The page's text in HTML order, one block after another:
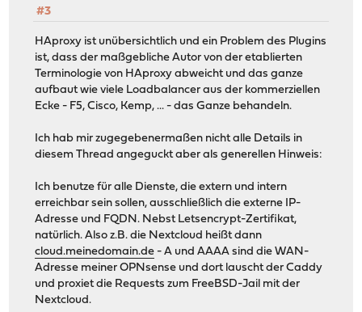
#3
HAproxy ist unübersichtlich und ein Problem des Plugins
ist, dass der maßgebliche Autor von der etablierten
Terminologie von HAproxy abweicht und das ganze
aufbaut wie viele Loadbalancer aus der kommerziellen
Ecke - F5, Cisco, Kemp, ... - das Ganze behandeln.
Ich hab mir zugegebenermaßen nicht alle Details in
diesem Thread angeguckt aber als generellen Hinweis:
Ich benutze für alle Dienste, die extern und intern
erreichbar sein sollen, ausschließlich die externe IP-
Adresse und FQDN. Nebst Letsencrypt-Zertifikat,
natürlich. Also z.B. die Nextcloud heißt dann
cloud.meinedomain.de - A und AAAA sind die WAN-
Adresse meiner OPNsense und dort lauscht der Caddy
und proxiet die Requests zum FreeBSD-Jail mit der
Nextcloud.